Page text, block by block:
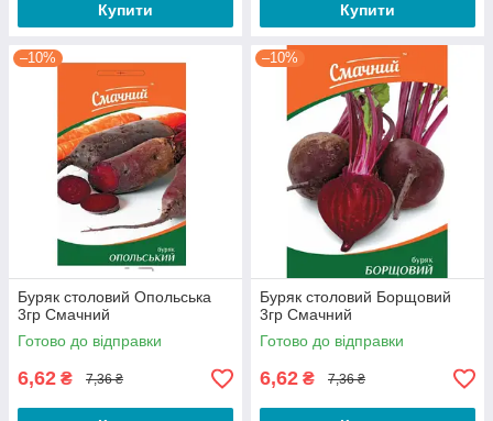
Купити Купити
–10%
Буряк столовий Опольська
3гр Смачний
Готово до відправки
6,62 ₴ 7,36 ₴
–10%
Буряк столовий Борщовий
3гр Смачний
Готово до відправки
6,62 ₴ 7,36 ₴